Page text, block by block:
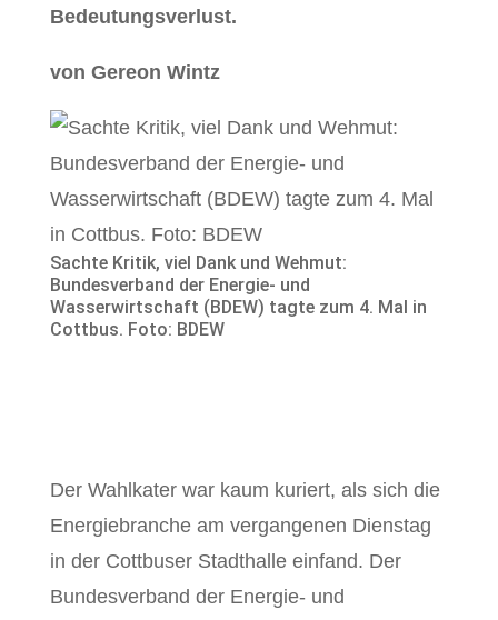
Bedeutungsverlust.
von Gereon Wintz
Sachte Kritik, viel Dank und Wehmut:
Bundesverband der Energie- und
Wasserwirtschaft (BDEW) tagte zum 4. Mal in
Cottbus. Foto: BDEW
Der Wahlkater war kaum kuriert, als sich die
Energiebranche am vergangenen Dienstag
in der Cottbuser Stadthalle einfand. Der
Bundesverband der Energie- und